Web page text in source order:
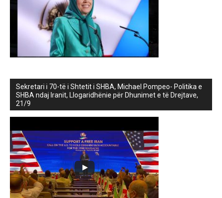
Sekretari i 70-të i Shtetit i SHBA, Michael Pompeo- Politika e
SHBA ndaj Iranit, Llogaridhënie për Dhunimet e të Drejtave,
21/9